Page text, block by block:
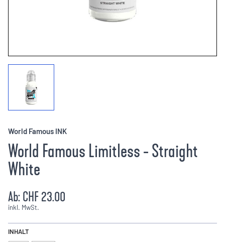
World Famous INK
World Famous Limitless - Straight
White
Ab:CHF 23.00
inkl. MwSt.
INHALT